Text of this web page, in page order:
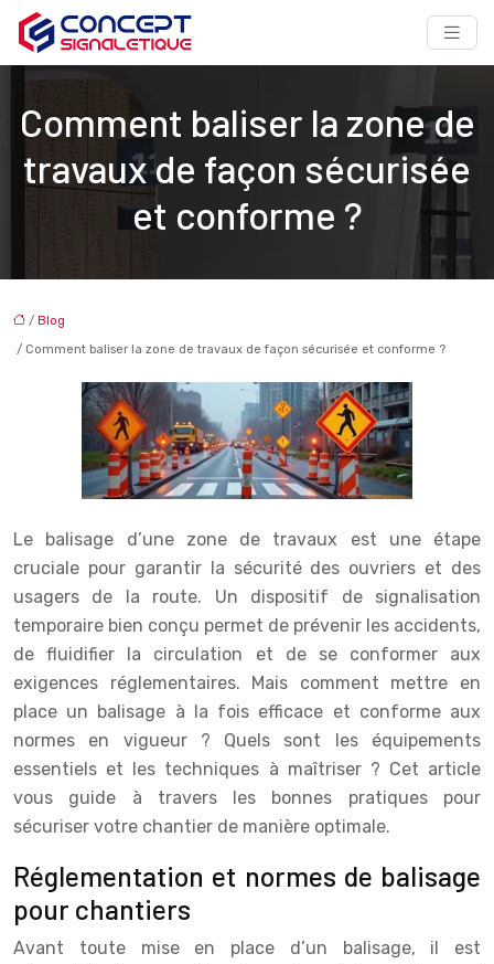
Comment baliser la zone de
travaux de façon sécurisée
et conforme ?
/ Blog
/ Comment baliser la zone de travaux de façon sécurisée et conforme ?
Le balisage d’une zone de travaux est une étape
cruciale pour garantir la sécurité des ouvriers et des
usagers de la route. Un dispositif de signalisation
temporaire bien conçu permet de prévenir les accidents,
de fluidifier la circulation et de se conformer aux
exigences réglementaires. Mais comment mettre en
place un balisage à la fois efficace et conforme aux
normes en vigueur ? Quels sont les équipements
essentiels et les techniques à maîtriser ? Cet article
vous guide à travers les bonnes pratiques pour
sécuriser votre chantier de manière optimale.
Réglementation et normes de balisage
pour chantiers
Avant toute mise en place d’un balisage, il est